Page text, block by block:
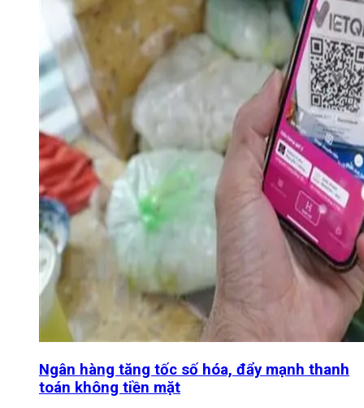
Ngân hàng tăng tốc số hóa, đẩy mạnh thanh
toán không tiền mặt